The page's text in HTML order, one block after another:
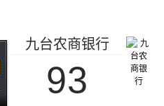
九台农商银行
93